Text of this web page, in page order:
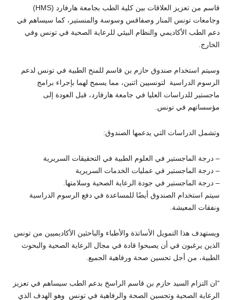
قاسم من تعزيز العلاقات بين كلية الطب بجامعة هارفارد (HMS
)
وجامعات تونس المنار وصفاقس وسوسة والمنستير، كما سيساهم في
دعم الطب الأكاديمي والنظام البيئي للرعاية الصحية في تونس وفي
الخارج.
وسيتم استخدام صندوق حازم بن قاسم للمنح الطبية في تونس لدعم
الرسوم الدراسية لتونسيين اثنين، مما يسمح لهما بإجراء برامج
ماجستير للدراسات العليا في جامعة هارفارد، قبل العودة إلى
مؤسساتهم في تونس.
وتشمل الدراسات التي يدعمها الصندوق:
– درجة الماجستير في العلوم الطبية في التحقيقات السريرية
– درجة الماجستير في عمليات الخدمات السريرية
– درجة الماجستير في جودة الرعاية الصحية وسلامتها.
سيتم استخدام الصندوق أيضًا للمساعدة في دفع الرسوم الدراسية
ونفقات المعيشة.
ويستهدف هذا التمويل الأساتذة والأطباء والباحثين الأكاديميين من تونس
الذين يرغبون في أن يصبحوا قادة في مجال الرعاية الصحية والبحوث
الطبية، من أجل تحسين صحة ورفاهية الجميع.
“ان التزام السيد حازم بن قاسم الراسخ بدعم الطب سيساهم في تعزيز
الرعاية الصحية وتحسين الصحة والرفاهية في تونس وهو الهدف الذي